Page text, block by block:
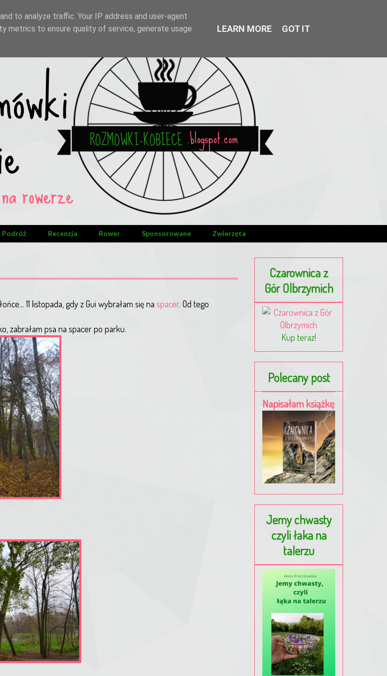
Podróż Recenzja Rower Sponsorowane Zwierzęta
11 listopada, gdy z Gui wybrałam się na spacer. Od tego
zabrałam psa na spacer po parku.
Czarownica z
Gór Olbrzymich
Kup teraz!
Polecany post
Napisałam książkę
Jemy chwasty
czyli łaka na
talerzu
to analyze traffic. Your IP address and user-agent
metrics to ensure quality of service, generate usage
LEARN MORE GOT IT